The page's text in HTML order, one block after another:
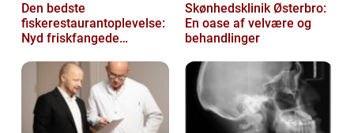
Den bedste
fiskerestaurantoplevelse:
Nyd friskfangede
Skønhedsklinik Østerbro:
En oase af velvære og
behandlinger